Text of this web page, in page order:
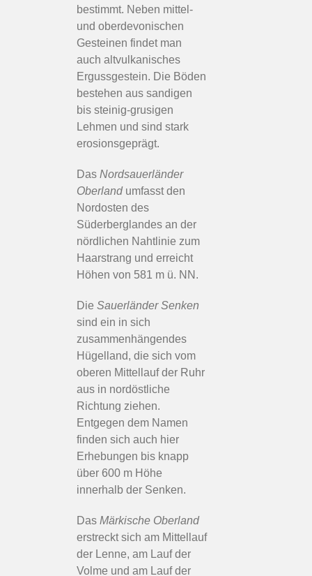
bestimmt. Neben mittel-
und oberdevonischen
Gesteinen findet man
auch altvulkanisches
Ergussgestein. Die Böden
bestehen aus sandigen
bis steinig-grusigen
Lehmen und sind stark
erosionsgeprägt.
Das Nordsauerländer
Oberland umfasst den
Nordosten des
Süderberglandes an der
nördlichen Nahtlinie zum
Haarstrang und erreicht
Höhen von 581 m ü. NN.
Die Sauerländer Senken
sind ein in sich
zusammenhängendes
Hügelland, die sich vom
oberen Mittellauf der Ruhr
aus in nordöstliche
Richtung ziehen.
Entgegen dem Namen
finden sich auch hier
Erhebungen bis knapp
über 600 m Höhe
innerhalb der Senken.
Das Märkische Oberland
erstreckt sich am Mittellauf
der Lenne, am Lauf der
Volme und am Lauf der